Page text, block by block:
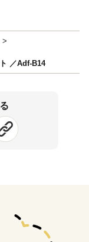
／Adf-B14